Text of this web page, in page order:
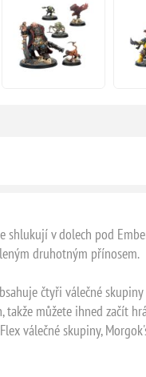
shlukují v dolech pod
druhotným přínosem.
čtyři válečné
takže můžete ihned začít
válečné skupiny,